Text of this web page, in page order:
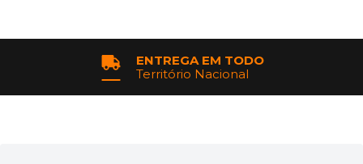
ENTREGA EM TODO
Território Nacional